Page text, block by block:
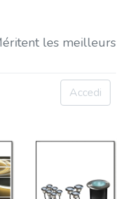
les meilleurs
Accedi